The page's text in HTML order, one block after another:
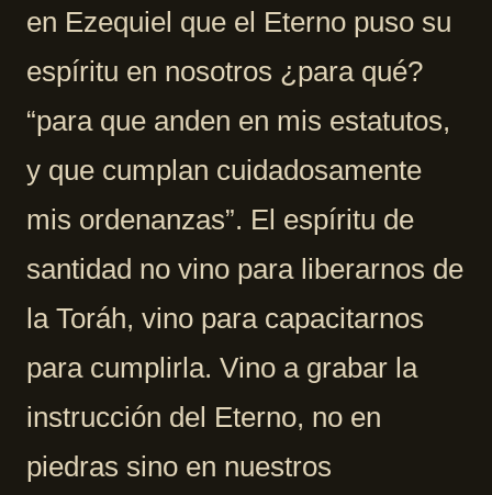
en Ezequiel que el Eterno puso su
espíritu en nosotros ¿para qué?
“para que anden en mis estatutos,
y que cumplan cuidadosamente
mis ordenanzas”. El espíritu de
santidad no vino para liberarnos de
la Toráh, vino para capacitarnos
para cumplirla. Vino a grabar la
instrucción del Eterno, no en
piedras sino en nuestros